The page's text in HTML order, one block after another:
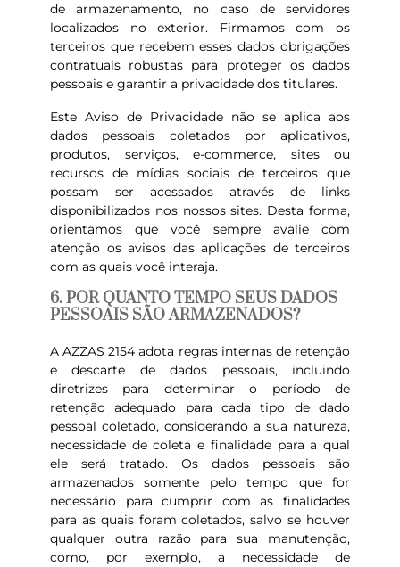
de armazenamento, no caso de servidores
localizados no exterior. Firmamos com os
terceiros que recebem esses dados obrigações
contratuais robustas para proteger os dados
pessoais e garantir a privacidade dos titulares.
Este Aviso de Privacidade não se aplica aos
dados pessoais coletados por aplicativos,
produtos, serviços, e-commerce, sites ou
recursos de mídias sociais de terceiros que
possam ser acessados através de links
disponibilizados nos nossos sites. Desta forma,
orientamos que você sempre avalie com
atenção os avisos das aplicações de terceiros
com as quais você interaja.
6. POR QUANTO TEMPO SEUS DADOS
PESSOAIS SÃO ARMAZENADOS?
A AZZAS 2154 adota regras internas de retenção
e descarte de dados pessoais, incluindo
diretrizes para determinar o período de
retenção adequado para cada tipo de dado
pessoal coletado, considerando a sua natureza,
necessidade de coleta e finalidade para a qual
ele será tratado. Os dados pessoais são
armazenados somente pelo tempo que for
necessário para cumprir com as finalidades
para as quais foram coletados, salvo se houver
qualquer outra razão para sua manutenção,
como, por exemplo, a necessidade de